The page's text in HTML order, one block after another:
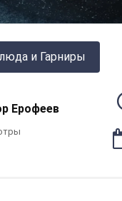
и Гарниры
Ерофеев